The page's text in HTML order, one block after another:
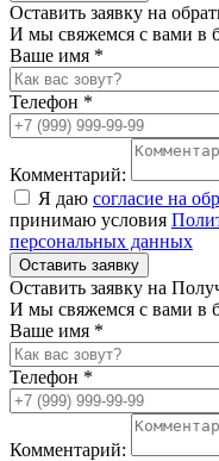
Оставить заявку на
И мы свяжемся с вами в
Ваше имя *
Телефон *
Комментарий:
Я даю согласие на
принимаю условия
персональных данных
Оставить заявку
Оставить заявку на
И мы свяжемся с вами в
Ваше имя *
Телефон *
Комментарий: